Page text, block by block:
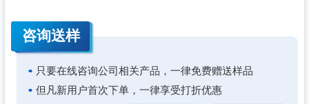
咨询送样
只要在线咨询公司相关产品，一律免费赠送样品
但凡新用户首次下单，一律享受打折优惠